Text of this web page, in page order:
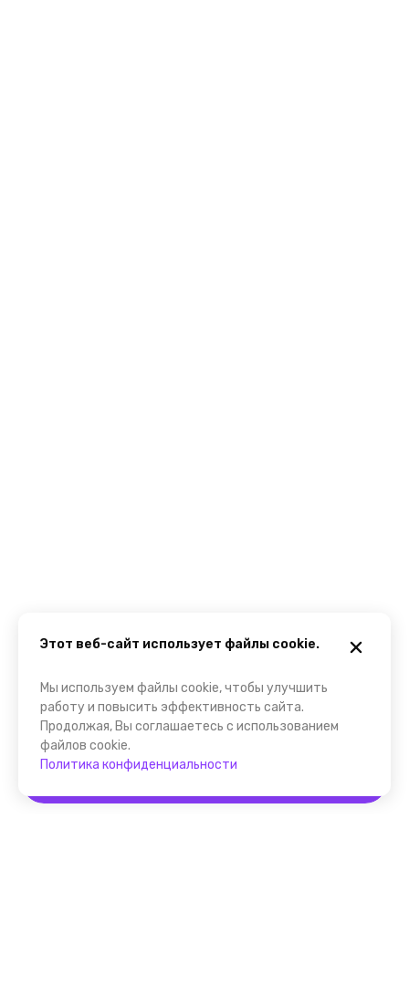
Этот веб-сайт использует файлы cookie.
Мы используем файлы cookie, чтобы улучшить
работу и повысить эффективность сайта.
Продолжая, Вы соглашаетесь с использованием
файлов cookie.
Политика конфиденциальности